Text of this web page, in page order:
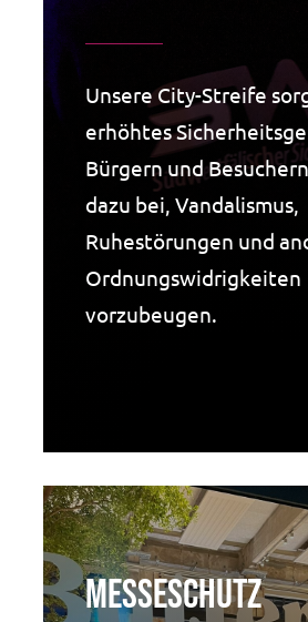
Unsere City-Streife
erhöhtes
Bürgern und
dazu bei, Vandalismus,
Ruhestörungen und
Ordnungswidrigkeiten
vorzubeugen.
Messeschutz